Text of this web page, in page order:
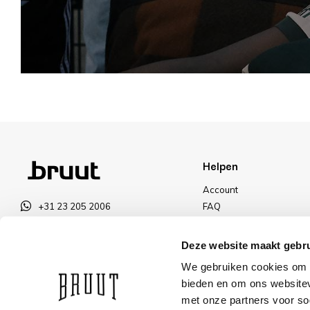
Deze website maakt
We gebruiken cookies
bieden en om ons
met onze partners voor
+31 23 205 2006
OPENINGSTIJDEN
Helpen
Account
FAQ
Betalen
Kortingen